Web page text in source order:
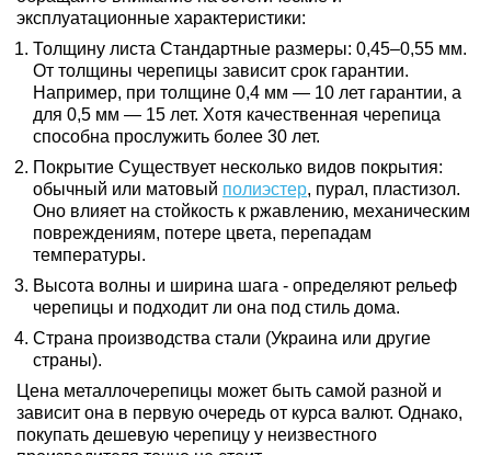
эксплуатационные характеристики:
Толщину листа Стандартные размеры: 0,45–0,55 мм.
От толщины черепицы зависит срок гарантии.
Например, при толщине 0,4 мм — 10 лет гарантии, а
для 0,5 мм — 15 лет. Хотя качественная черепица
способна прослужить более 30 лет.
Покрытие Существует несколько видов покрытия:
обычный или матовый полиэстер, пурал, пластизол.
Оно влияет на стойкость к ржавлению, механическим
повреждениям, потере цвета, перепадам
температуры.
Высота волны и ширина шага - определяют рельеф
черепицы и подходит ли она под стиль дома.
Страна производства стали (Украина или другие
страны).
Цена металлочерепицы может быть самой разной и
зависит она в первую очередь от курса валют. Однако,
покупать дешевую черепицу у неизвестного